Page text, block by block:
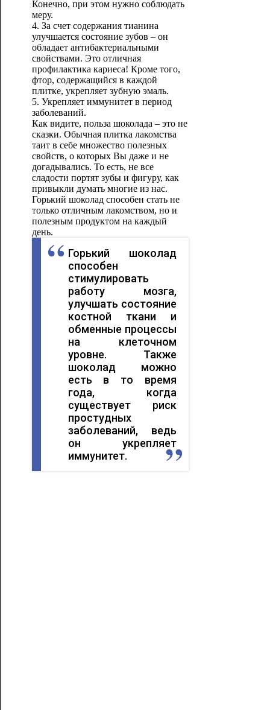
Конечно, при этом нужно соблюдать
меру.
4. За счет содержания тианина
улучшается состояние зубов – он
обладает антибактериальными
свойствами. Это отличная
профилактика кариеса! Кроме того,
фтор, содержащийся в каждой
плитке, укрепляет зубную эмаль.
5. Укрепляет иммунитет в период
заболеваний.
Как видите, польза шоколада – это не
сказки. Обычная плитка лакомства
таит в себе множество полезных
свойств, о которых Вы даже и не
догадывались. То есть, не все
сладости портят зубы и фигуру, как
привыкли думать многие из нас.
Горький шоколад способен стать не
только отличным лакомством, но и
полезным продуктом на каждый
день.
Горький шоколад
способен
стимулировать
работу мозга,
улучшать состояние
костной ткани и
обменные процессы
на клеточном
уровне. Также
шоколад можно
есть в то время
года, когда
существует риск
простудных
заболеваний, ведь
он укрепляет
иммунитет.